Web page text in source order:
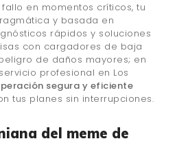
en momentos críticos, tu
y basada en
rápidos y soluciones
con cargadores de baja
de daños mayores; en
profesional en Los
segura y eficiente
tus planes sin interrupciones.
del meme de